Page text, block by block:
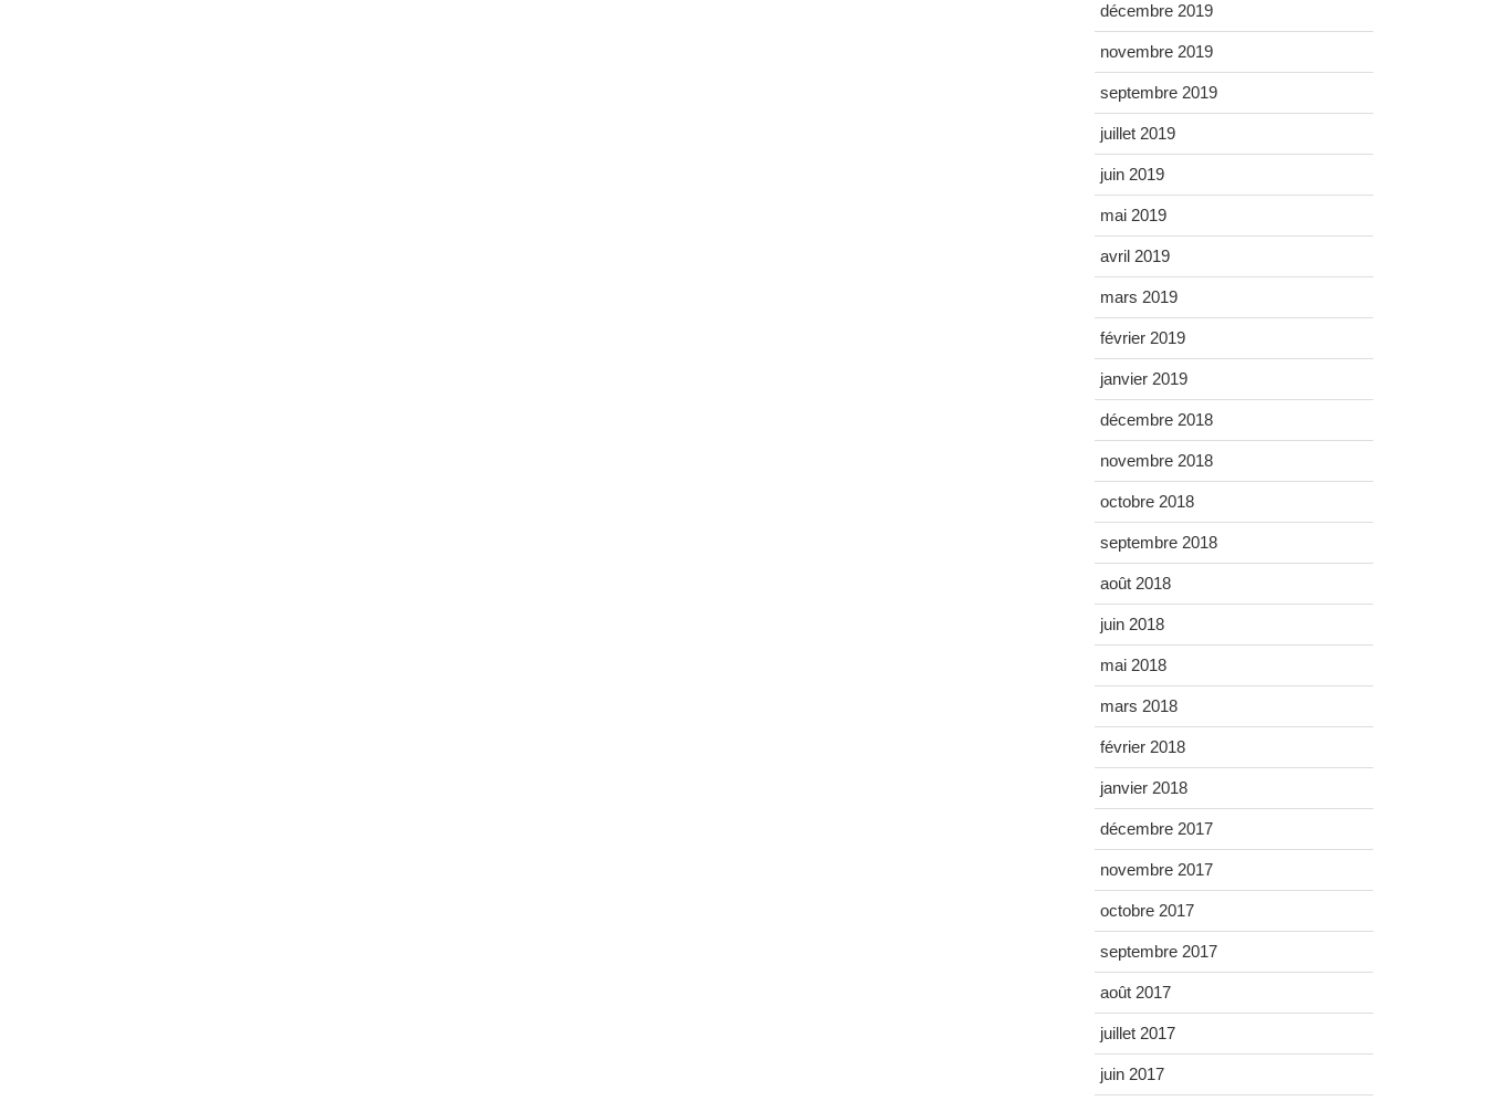
décembre 2019
novembre 2019
septembre 2019
juillet 2019
juin 2019
mai 2019
avril 2019
mars 2019
février 2019
janvier 2019
décembre 2018
novembre 2018
octobre 2018
septembre 2018
août 2018
juin 2018
mai 2018
mars 2018
février 2018
janvier 2018
décembre 2017
novembre 2017
octobre 2017
septembre 2017
août 2017
juillet 2017
juin 2017